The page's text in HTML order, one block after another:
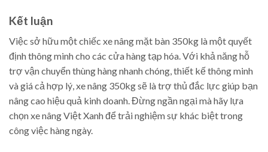
Kết luận
Việc sở hữu một chiếc xe nâng mặt bàn 350kg là một quyết
định thông minh cho các cửa hàng tạp hóa. Với khả năng hỗ
trợ vận chuyển thùng hàng nhanh chóng, thiết kế thông minh
và giá cả hợp lý, xe nâng 350kg sẽ là trợ thủ đắc lực giúp bạn
nâng cao hiệu quả kinh doanh. Đừng ngần ngại mà hãy lựa
chọn xe nâng Việt Xanh để trải nghiệm sự khác biệt trong
công việc hàng ngày.